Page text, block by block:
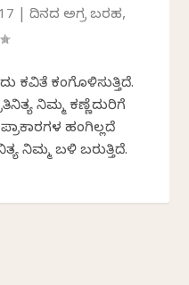
|ದಿನದ ಅಗ್ರ ಬರಹ,
ಕವಿತೆ ಕಂಗೊಳಿಸುತ್ತಿದೆ.
ನಿಮ್ಮ ಕಣ್ಣೆದುರಿಗೆ
ಹಂಗಿಲ್ಲದೆ
ನಿಮ್ಮ ಬಳಿ ಬರುತ್ತಿದೆ.